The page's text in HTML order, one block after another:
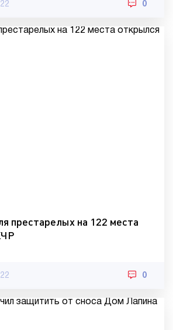
0
престарелых на 122 места
0